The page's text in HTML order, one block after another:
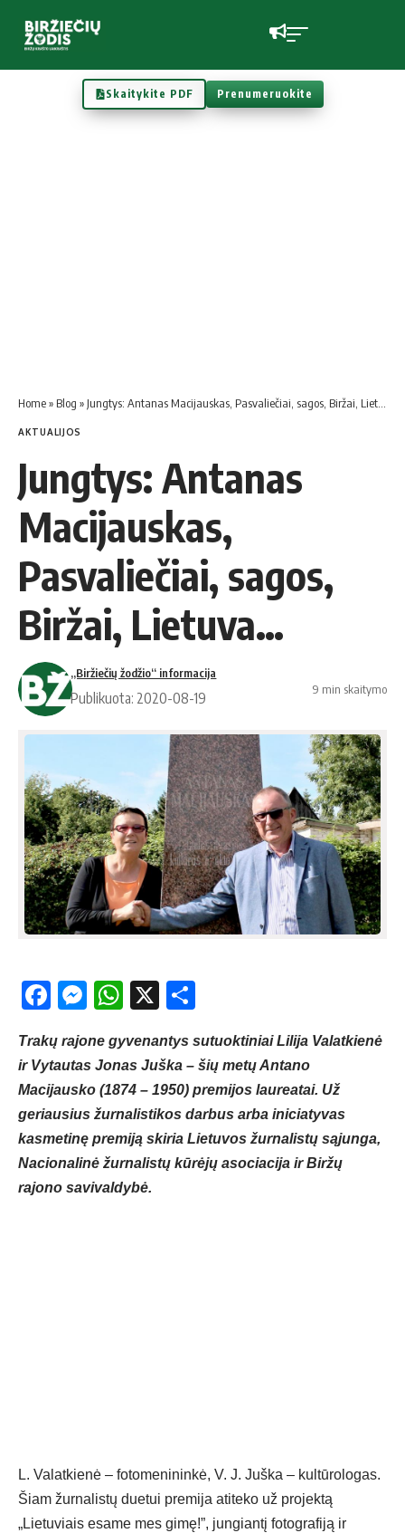
Skaitykite PDF Prenumeruokite
Home» Blog » Jungtys: Antanas Macijauskas, Pasvaliečiai, sagos, Biržai, Lietuva…
AKTUALIJOS
Jungtys: Antanas
Macijauskas,
Pasvaliečiai, sagos,
Biržai, Lietuva…
„Biržiečių žodžio“ informacija
Publikuota: 2020-08-19
9 min skaitymo
Facebook
Messenger
WhatsApp
X
Trakų rajone gyvenantys sutuoktiniai Lilija Valatkienė
ir Vytautas Jonas Juška – šių metų Antano
Macijausko (1874 – 1950) premijos laureatai. Už
geriausius žurnalistikos darbus arba iniciatyvas
kasmetinę premiją skiria Lietuvos žurnalistų sąjunga,
Nacionalinė žurnalistų kūrėjų asociacija ir Biržų
rajono savivaldybė.
L. Valatkienė – fotomenininkė, V. J. Juška – kultūrologas.
Šiam žurnalistų duetui premija atiteko už projektą
„Lietuviais esame mes gimę!”, jungiantį fotografiją ir